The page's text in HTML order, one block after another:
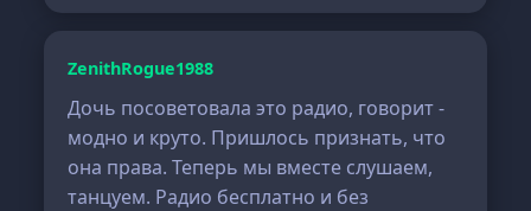
ZenithRogue1988
Дочь посоветовала это радио, говорит -
модно и круто. Пришлось признать, что
она права. Теперь мы вместе слушаем,
танцуем. Радио бесплатно и без